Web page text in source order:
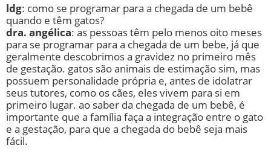
ldg: como se programar para a chegada de um bebê
quando e têm gatos?
dra. angélica: as pessoas têm pelo menos oito meses
para se programar para a chegada de um bebe, já que
geralmente descobrimos a gravidez no primeiro mês
de gestação. gatos são animais de estimação sim, mas
possuem personalidade própria e, antes de idolatrar
seus tutores, como os cães, eles vivem para si em
primeiro lugar. ao saber da chegada de um bebê, é
importante que a família faça a integração entre o gato
e a gestação, para que a chegada do bebê seja mais
fácil.